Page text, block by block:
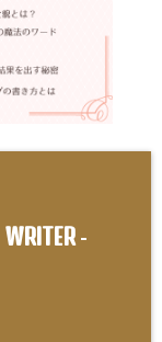
WRITER-